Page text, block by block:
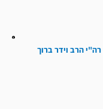
רה"י הרב וידר ברוך